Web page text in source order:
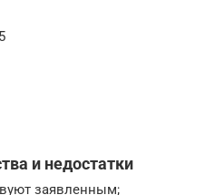
и нeдocтaтки
заявленным;